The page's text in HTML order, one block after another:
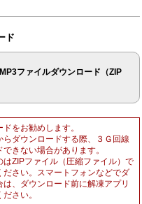
ド
ファイルダウンロード（ZIP
をお勧めします。
らダウンロードする際、３Ｇ回線
きない場合があります。
はZIPファイル（圧縮ファイル）で
ださい。スマートフォンなどでダ
、ダウンロード前に解凍アプリ
さい。